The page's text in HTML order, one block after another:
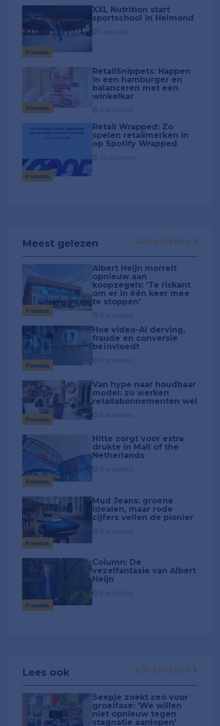
Premium
XXL Nutrition start
sportschool in Helmond
Premium
RetailSnippets: Happen
in een hamburger en
balanceren met een
winkelkar
Premium
Retail Wrapped: Zo
spelen retailmerken in
op Spotify Wrapped
Meest gelezen Alle artikelen
Premium
Albert Heijn morrelt
opnieuw aan
koopzegels: 'Te riskant
om er in één keer mee
te stoppen'
Premium
Hoe video-AI derving,
fraude en conversie
beïnvloedt
Premium
Van hype naar houdbaar
model: zo werken
retailabonnementen wél
Premium
Hitte zorgt voor extra
drukte in Mall of the
Netherlands
Premium
Mud Jeans: groene
idealen, maar rode
cijfers vellen de pionier
Premium
Column: De
vezelfantasie van Albert
Heijn
Lees ook Alle artikelen
Seepje zoekt ceo voor
groeifase: 'We willen
niet opnieuw tegen
stagnatie aanlopen'